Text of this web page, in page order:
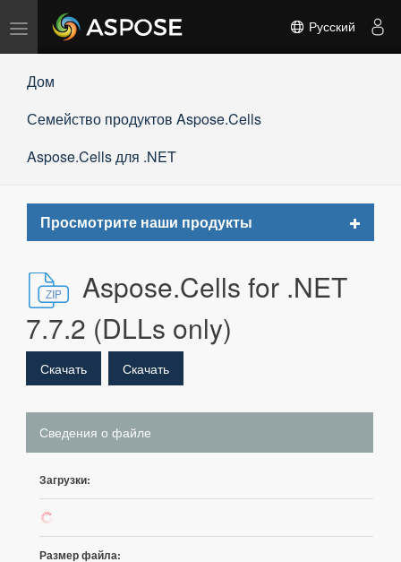
Переключить
навигацию
Русский
Дом
Семейство продуктов Aspose.Cells
Aspose.Cells для .NET
Просмотрите наши продукты
Toggle
Aspose.Cells for .NET
7.7.2 (DLLs only)
Скачать Скачать
Сведения о файле
Загрузки:
547
Размер файла: